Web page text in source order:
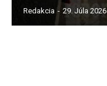
Redakcia - 29. Júla 2026